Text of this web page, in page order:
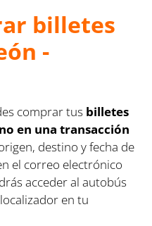
billetes
-
comprar tus billetes
en una transacción
destino y fecha de
el correo electrónico
acceder al autobús
en tu